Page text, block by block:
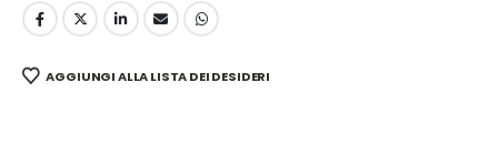
AGGIUNGI ALLA LISTA DEI DESIDERI